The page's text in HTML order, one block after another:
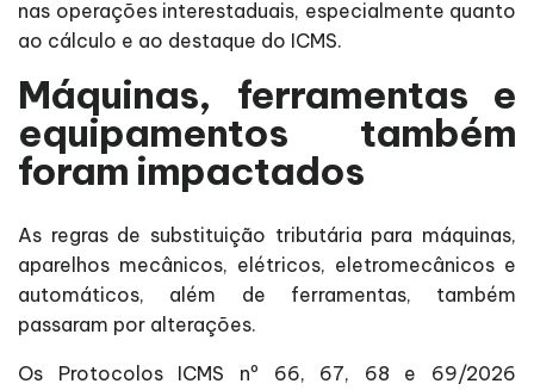
nas operações interestaduais, especialmente quanto
ao cálculo e ao destaque do ICMS.
Máquinas, ferramentas e
equipamentos também
foram impactados
As regras de substituição tributária para máquinas,
aparelhos mecânicos, elétricos, eletromecânicos e
automáticos, além de ferramentas, também
passaram por alterações.
Os Protocolos ICMS nº 66, 67, 68 e 69/2026